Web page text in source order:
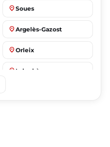
place Soues
place Argelès-Gazost
place Orleix
place Laloubère